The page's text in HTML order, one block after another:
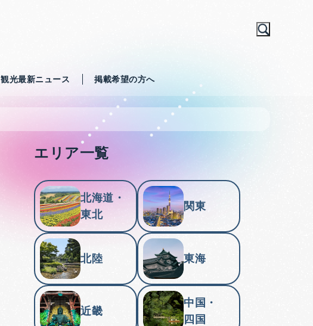
観光最新ニュース 掲載希望の方へ
エリア一覧
北海道・
東北
関東
北陸 東海
近畿
中国・
四国